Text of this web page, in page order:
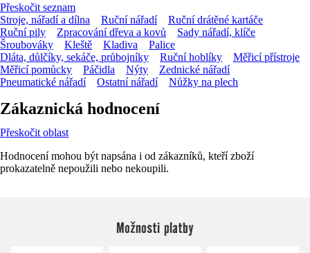
Přeskočit seznam
Stroje, nářadí a dílna
Ruční nářadí
Ruční drátěné kartáče
Ruční pily
Zpracování dřeva a kovů
Sady nářadí, klíče
Šroubováky
Kleště Kladiva
Palice
Dláta, důlčíky, sekáče, průbojníky
Ruční hoblíky
Měřicí přístroje
Měřicí pomůcky
Páčidla Nýty
Zednické nářadí
Pneumatické nářadí
Ostatní nářadí Nůžky na plech
Zákaznická hodnocení
Přeskočit oblast
Hodnocení mohou být napsána i od zákazníků, kteří zboží
prokazatelně nepoužili nebo nekoupili.
Možnosti platby